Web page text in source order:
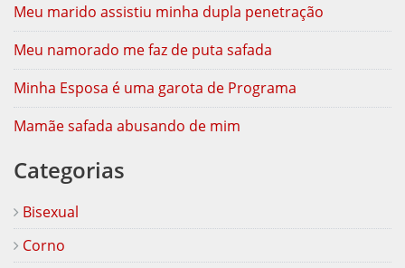
Meu marido assistiu minha dupla penetração
Meu namorado me faz de puta safada
Minha Esposa é uma garota de Programa
Mamãe safada abusando de mim
Categorias
Bisexual
Corno